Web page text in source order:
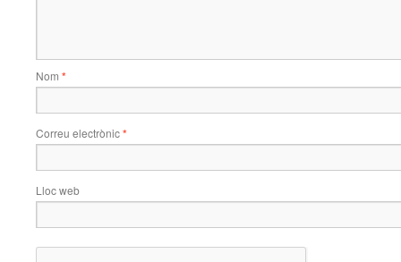
Nom *
Correu electrònic*
Lloc web